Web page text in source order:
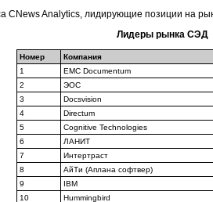
CNews Analytics, лидирующие позиции на
Лидеры рынка СЭД
Номер
Компания
1
EMC Documentum
2
ЭОС
3
Docsvision
4
Directum
5
Cognitive Technologies
6
ЛАНИТ
7
Интертраст
8
АйТи (Аплана софтвер)
9
IBM
10
Hummingbird